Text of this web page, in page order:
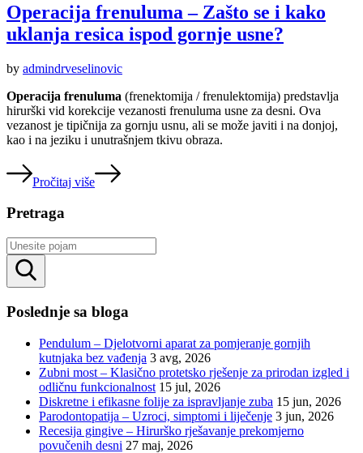
Operacija frenuluma – Zašto se i kako
uklanja resica ispod gornje usne?
by admindrveselinovic
Operacija frenuluma (frenektomija / frenulektomija) predstavlja
hirurški vid korekcije vezanosti frenuluma usne za desni. Ova
vezanost je tipičnija za gornju usnu, ali se može javiti i na donjoj,
kao i na jeziku i unutrašnjem tkivu obraza.
Pročitaj više
Pretraga
Poslednje sa bloga
Pendulum – Djelotvorni aparat za pomjeranje gornjih
kutnjaka bez vađenja 3 avg, 2026
Zubni most – Klasično protetsko rješenje za prirodan izgled i
odličnu funkcionalnost 15 jul, 2026
Diskretne i efikasne folije za ispravljanje zuba 15 jun, 2026
Parodontopatija – Uzroci, simptomi i liječenje 3 jun, 2026
Recesija gingive – Hirurško rješavanje prekomjerno
povučenih desni 27 maj, 2026